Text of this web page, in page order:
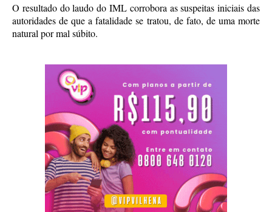
O resultado do laudo do IML corrobora as suspeitas iniciais das
autoridades de que a fatalidade se tratou, de fato, de uma morte
natural por mal súbito.